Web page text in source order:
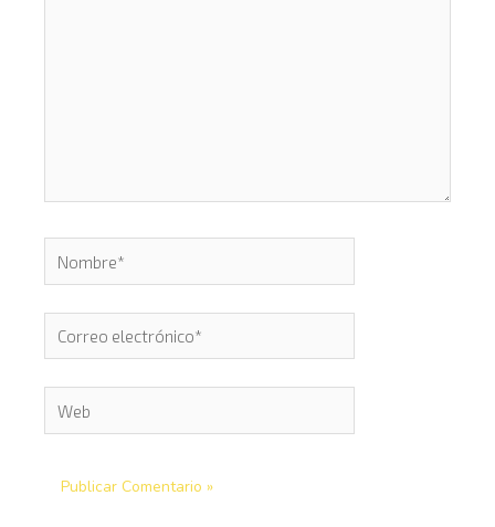
Nombre*
Correo
electrónico*
Web